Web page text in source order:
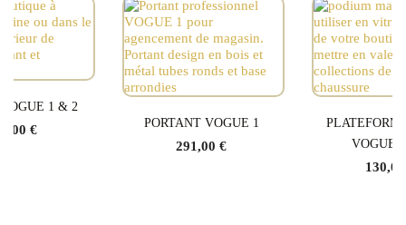
1 & 2
€ PORTANT VOGUE 1
291,00 €
VOGUE